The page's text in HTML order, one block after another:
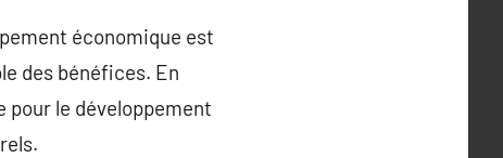
économique est
des bénéfices. En
le développement